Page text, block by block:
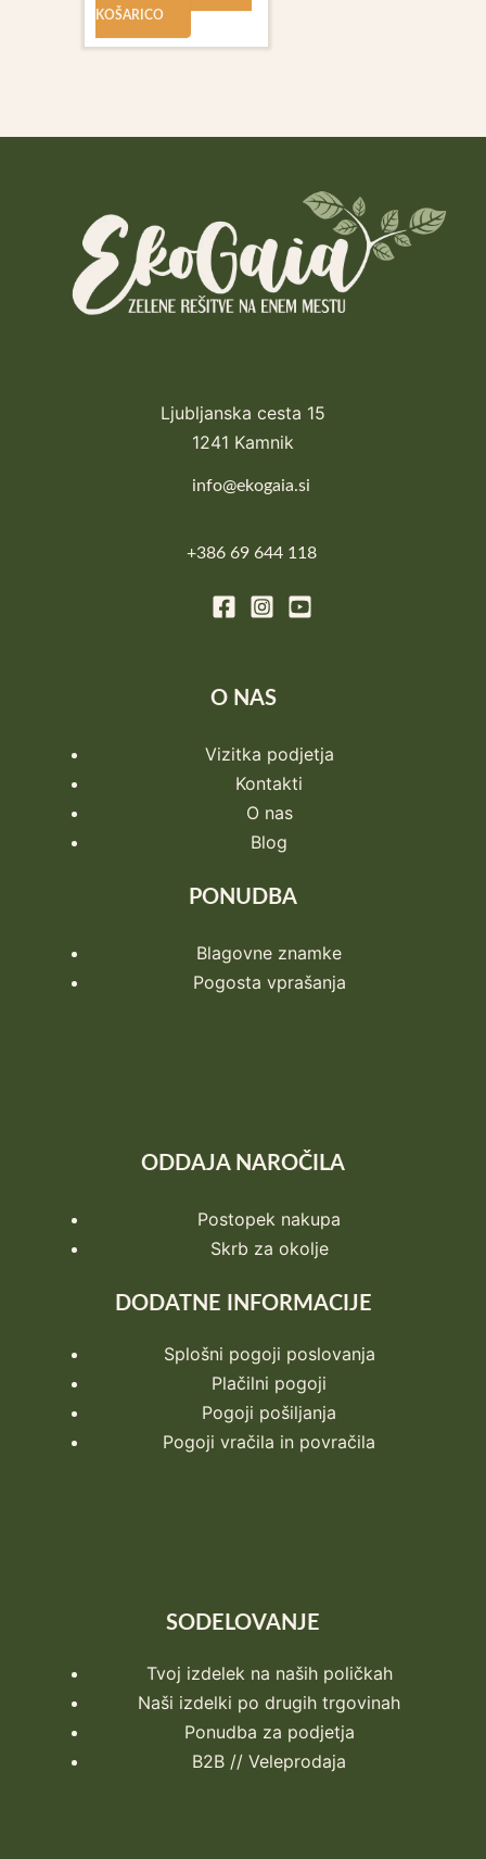
KOŠARICO
Ljubljanska cesta 15
1241 Kamnik
info@ekogaia.si
+386 69 644 118
O NAS
Vizitka podjetja
Kontakti
O nas
Blog
PONUDBA
Blagovne znamke
Pogosta vprašanja
ODDAJA NAROČILA
Postopek nakupa
Skrb za okolje
DODATNE INFORMACIJE
Splošni pogoji poslovanja
Plačilni pogoji
Pogoji pošiljanja
Pogoji vračila in povračila
SODELOVANJE
Tvoj izdelek na naših poličkah
Naši izdelki po drugih trgovinah
Ponudba za podjetja
B2B // Veleprodaja